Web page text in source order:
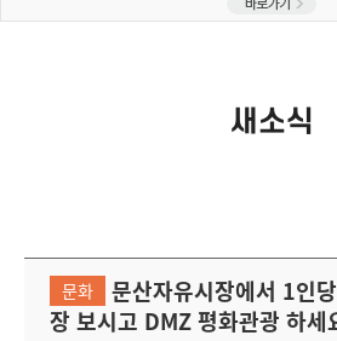
새소식
문화
문산자유시장에서 1인
장 보시고 DMZ 평화관광 하세